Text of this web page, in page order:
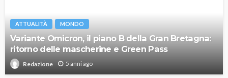
ATTUALITÀ MONDO
Variante Omicron, il piano B della Gran Bretagna:
ritorno delle mascherine e Green Pass
Redazione 5 anni ago